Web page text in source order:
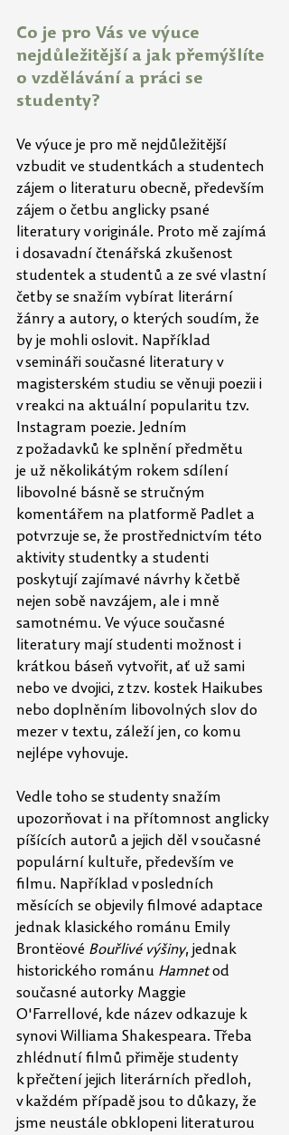
Co je pro Vás ve výuce
nejdůležitější a jak přemýšlíte
o vzdělávání a práci se
studenty?
Ve výuce je pro mě nejdůležitější
vzbudit ve studentkách a studentech
zájem o literaturu obecně, především
zájem o četbu anglicky psané
literatury v originále. Proto mě zajímá
i dosavadní čtenářská zkušenost
studentek a studentů a ze své vlastní
četby se snažím vybírat literární
žánry a autory, o kterých soudím, že
by je mohli oslovit. Například
v semináři současné literatury v
magisterském studiu se věnuji poezii i
v reakci na aktuální popularitu tzv.
Instagram poezie. Jedním
z požadavků ke splnění předmětu
je už několikátým rokem sdílení
libovolné básně se stručným
komentářem na platformě Padlet a
potvrzuje se, že prostřednictvím této
aktivity studentky a studenti
poskytují zajímavé návrhy k četbě
nejen sobě navzájem, ale i mně
samotnému. Ve výuce současné
literatury mají studenti možnost i
krátkou báseň vytvořit, ať už sami
nebo ve dvojici, z tzv. kostek Haikubes
nebo doplněním libovolných slov do
mezer v textu, záleží jen, co komu
nejlépe vyhovuje.
Vedle toho se studenty snažím
upozorňovat i na přítomnost anglicky
píšících autorů a jejich děl v současné
populární kultuře, především ve
filmu. Například v posledních
měsících se objevily filmové adaptace
jednak klasického románu Emily
Brontëové Bouřlivé výšiny, jednak
historického románu Hamnet od
současné autorky Maggie
O'Farrellové, kde název odkazuje k
synovi Williama Shakespeara. Třeba
zhlédnutí filmů přiměje studenty
k přečtení jejich literárních předloh,
v každém případě jsou to důkazy, že
jsme neustále obklopeni literaturou